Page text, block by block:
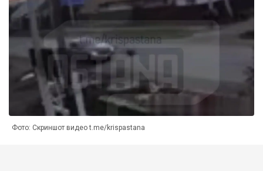
Фото: Скриншот видео t.me/krispastana